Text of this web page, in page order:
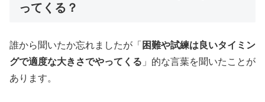
ってくる？
誰から聞いたか忘れましたが「 困難や試練は良いタイミン
グで適度な大きさでやってくる 」的な言葉を聞いたことが
あります。